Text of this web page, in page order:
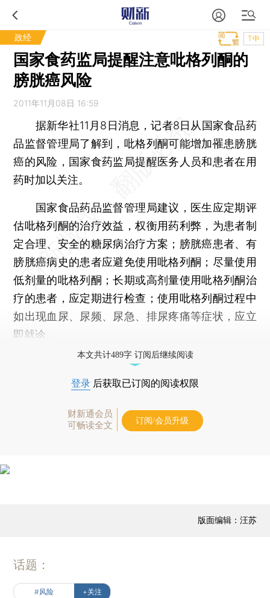
政经 T中
国家食药监局提醒注意吡格列酮的
膀胱癌风险
2011年11月08日 16:59
据新华社11月8日消息，记者8日从国家食品药
品监督管理局了解到，吡格列酮可能增加罹患膀胱
癌的风险，国家食药监局提醒医务人员和患者在用
药时加以关注。
国家食品药品监督管理局建议，医生应定期评
估吡格列酮的治疗效益，权衡用药利弊，为患者制
定合理、安全的糖尿病治疗方案；膀胱癌患者、有
膀胱癌病史的患者应避免使用吡格列酮；尽量使用
低剂量的吡格列酮；长期或高剂量使用吡格列酮治
疗的患者，应定期进行检查；使用吡格列酮过程中
如出现血尿、尿频、尿急、排尿疼痛等症状，应立
即就诊。
本文共计489字 订阅后继续阅读
登录 后获取已订阅的阅读权限
财新通会员
可畅读全文
订阅/会员升级
版面编辑：汪苏
话题：
#风险 +关注